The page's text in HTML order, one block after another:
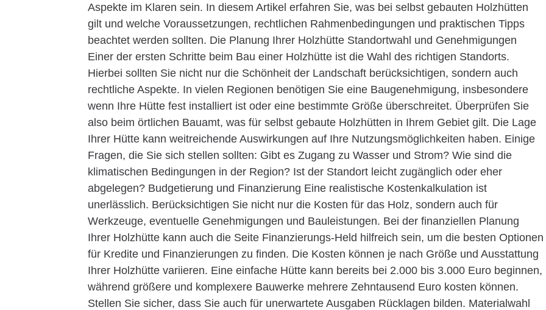
Aspekte im Klaren sein. In diesem Artikel erfahren Sie, was bei selbst gebauten Holzhütten
gilt und welche Voraussetzungen, rechtlichen Rahmenbedingungen und praktischen Tipps
beachtet werden sollten. Die Planung Ihrer Holzhütte Standortwahl und Genehmigungen
Einer der ersten Schritte beim Bau einer Holzhütte ist die Wahl des richtigen Standorts.
Hierbei sollten Sie nicht nur die Schönheit der Landschaft berücksichtigen, sondern auch
rechtliche Aspekte. In vielen Regionen benötigen Sie eine Baugenehmigung, insbesondere
wenn Ihre Hütte fest installiert ist oder eine bestimmte Größe überschreitet. Überprüfen Sie
also beim örtlichen Bauamt, was für selbst gebaute Holzhütten in Ihrem Gebiet gilt. Die Lage
Ihrer Hütte kann weitreichende Auswirkungen auf Ihre Nutzungsmöglichkeiten haben. Einige
Fragen, die Sie sich stellen sollten: Gibt es Zugang zu Wasser und Strom? Wie sind die
klimatischen Bedingungen in der Region? Ist der Standort leicht zugänglich oder eher
abgelegen? Budgetierung und Finanzierung Eine realistische Kostenkalkulation ist
unerlässlich. Berücksichtigen Sie nicht nur die Kosten für das Holz, sondern auch für
Werkzeuge, eventuelle Genehmigungen und Bauleistungen. Bei der finanziellen Planung
Ihrer Holzhütte kann auch die Seite Finanzierungs-Held hilfreich sein, um die besten Optionen
für Kredite und Finanzierungen zu finden. Die Kosten können je nach Größe und Ausstattung
Ihrer Holzhütte variieren. Eine einfache Hütte kann bereits bei 2.000 bis 3.000 Euro beginnen,
während größere und komplexere Bauwerke mehrere Zehntausend Euro kosten können.
Stellen Sie sicher, dass Sie auch für unerwartete Ausgaben Rücklagen bilden. Materialwahl